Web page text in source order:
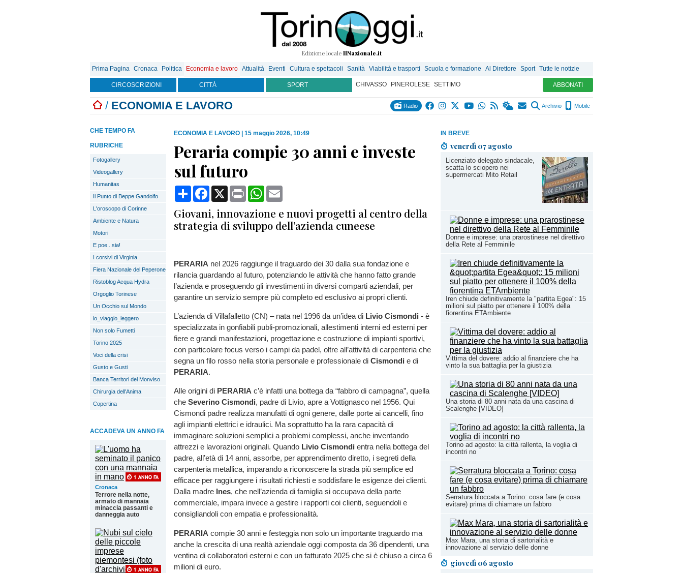
Edizione locale IlNazionale.it
Prima Pagina Cronaca Politica Economia e lavoro Attualità Eventi Cultura e spettacoli Sanità Viabilità e trasporti Scuola e formazione Al Direttore Sport Tutte le notizie
CIRCOSCRIZIONI CITTÀ SPORT CHIVASSO PINEROLESE SETTIMO ABBONATI
/ ECONOMIA E LAVORO Radio Archivio Mobile
IN BREVE
venerdì 07 agosto
Licenziato delegato sindacale,
scatta lo sciopero nei
supermercati Mito Retail
Donne e imprese: una prarostinese nel direttivo
della Rete al Femminile
Iren chiude definitivamente la "partita Egea": 15
milioni sul piatto per ottenere il 100% della
fiorentina ETAmbiente
Vittima del dovere: addio al finanziere che ha
vinto la sua battaglia per la giustizia
Una storia di 80 anni nata da una cascina di
Scalenghe [VIDEO]
Torino ad agosto: la città rallenta, la voglia di
incontri no
Serratura bloccata a Torino: cosa fare (e cosa
evitare) prima di chiamare un fabbro
Max Mara, una storia di sartorialità e
innovazione al servizio delle donne
giovedì 06 agosto
CHE TEMPO FA
RUBRICHE
Fotogallery
Videogallery
Humanitas
Il Punto di Beppe Gandolfo
L'oroscopo di Corinne
Ambiente e Natura
Motori
E poe...sia!
I corsivi di Virginia
Fiera Nazionale del Peperone
Ristoblog Acqua Hydra
Orgoglio Torinese
Un Occhio sul Mondo
io_viaggio_leggero
Non solo Fumetti
Torino 2025
Voci della crisi
Gusto e Gusti
Banca Territori del Monviso
Chirurgia dell'Anima
Copertina
ACCADEVA UN ANNO FA
Cronaca
Terrore nella notte,
armato di mannaia
minaccia passanti e
danneggia auto
ECONOMIA E LAVORO 15 maggio 2026, 10:49
Peraria compie 30 anni e investe
sul futuro
CondividiFacebook
X Print WhatsApp
Giovani, innovazione e nuovi progetti al centro della
strategia di sviluppo dell’azienda cuneese
PERARIA nel 2026 raggiunge il traguardo dei 30 dalla sua fondazione e
rilancia guardando al futuro, potenziando le attività che hanno fatto grande
l’azienda e proseguendo gli investimenti in diversi comparti aziendali, per
garantire un servizio sempre più completo ed esclusivo ai propri clienti.
L’azienda di Villafalletto (CN) – nata nel 1996 da un’idea di Livio Cismondi - è
specializzata in gonfiabili publi-promozionali, allestimenti interni ed esterni per
fiere e grandi manifestazioni, progettazione e costruzione di impianti sportivi,
con particolare focus verso i campi da padel, oltre all’attività di carpenteria che
segna un filo rosso nella storia personale e professionale di Cismondi e di
PERARIA.
Alle origini di PERARIA c’è infatti una bottega da “fabbro di campagna”, quella
che Severino Cismondi, padre di Livio, apre a Vottignasco nel 1956. Qui
Cismondi padre realizza manufatti di ogni genere, dalle porte ai cancelli, fino
agli impianti elettrici e idraulici. Ma soprattutto ha la rara capacità di
immaginare soluzioni semplici a problemi complessi, anche inventando
attrezzi e lavorazioni originali. Quando Livio Cismondi entra nella bottega del
padre, all’età di 14 anni, assorbe, per apprendimento diretto, i segreti della
carpenteria metallica, imparando a riconoscere la strada più semplice ed
efficace per raggiungere i risultati richiesti e soddisfare le esigenze dei clienti.
Dalla madre Ines, che nell’azienda di famiglia si occupava della parte
commerciale, impara invece a gestire i rapporti coi clienti, seguendoli e
consigliandoli con empatia e professionalità.
PERARIA compie 30 anni e festeggia non solo un importante traguardo ma
anche la crescita di una realtà aziendale oggi composta da 36 dipendenti, una
ventina di collaboratori esterni e con un fatturato 2025 che si è chiuso a circa 6
milioni di euro.